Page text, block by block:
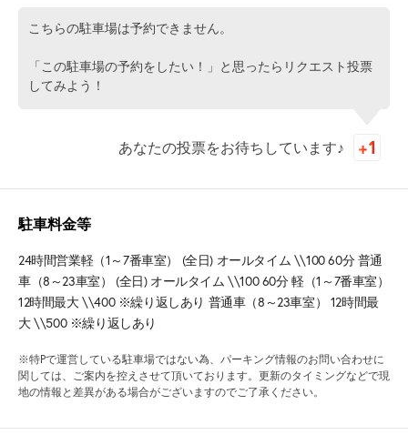
こちらの駐車場は予約できません。
「この駐車場の予約をしたい！」と思ったらリクエスト投票
してみよう！
あなたの投票をお待ちしています♪
駐車料金等
24時間営業軽（1～7番車室） (全日) オールタイム \\100 60分 普通
車（8～23車室） (全日) オールタイム \\100 60分 軽（1～7番車室）
12時間最大 \\400 ※繰り返しあり 普通車（8～23車室） 12時間最
大 \\500 ※繰り返しあり
※特Pで運営している駐車場ではない為、パーキング情報のお問い合わせに
関しては、ご案内を控えさせて頂いております。更新のタイミングなどで現
地の情報と差異がある場合がございますのでご了承ください。